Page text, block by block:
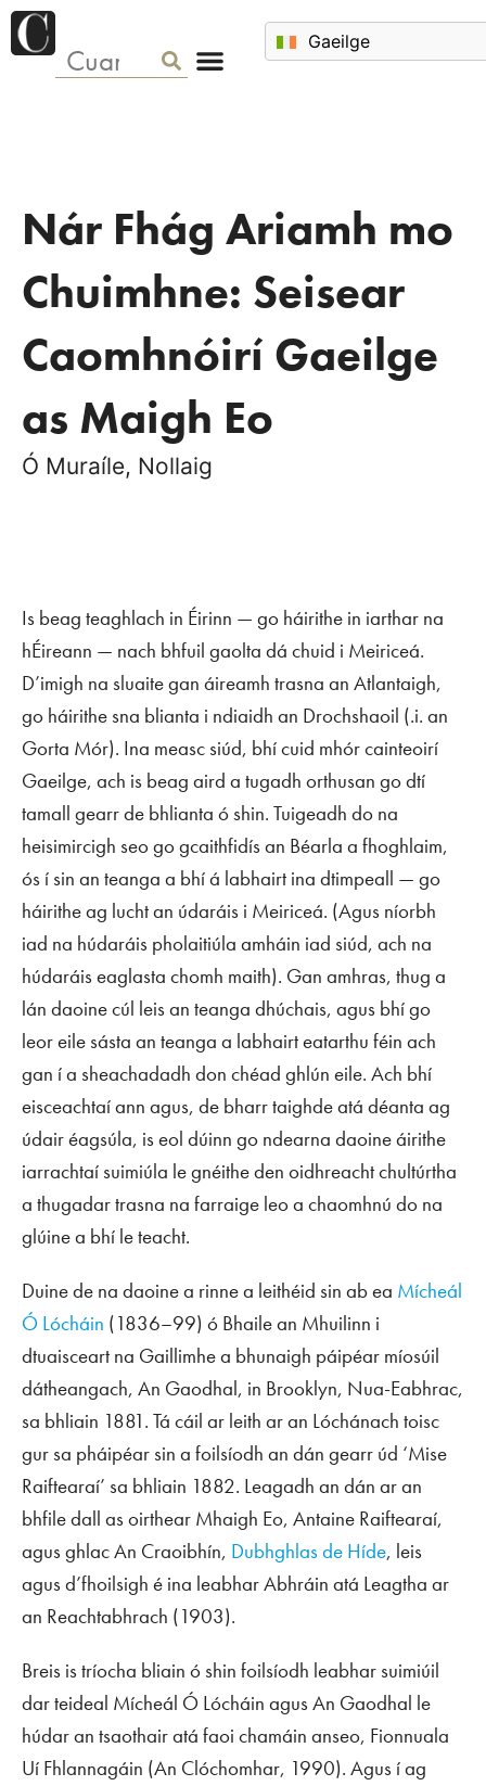
Nár Fhág Ariamh mo
Chuimhne: Seisear
Caomhnóirí Gaeilge
as Maigh Eo
Ó Muraíle, Nollaig
Is beag teaghlach in Éirinn — go háirithe in iarthar na
hÉireann — nach bhfuil gaolta dá chuid i Meiriceá.
D’imigh na sluaite gan áireamh trasna an Atlantaigh,
go háirithe sna blianta i ndiaidh an Drochshaoil (.i. an
Gorta Mór). Ina measc siúd, bhí cuid mhór cainteoirí
Gaeilge, ach is beag aird a tugadh orthusan go dtí
tamall gearr de bhlianta ó shin. Tuigeadh do na
heisimircigh seo go gcaithfidís an Béarla a fhoghlaim,
ós í sin an teanga a bhí á labhairt ina dtimpeall — go
háirithe ag lucht an údaráis i Meiriceá. (Agus níorbh
iad na húdaráis pholaitiúla amháin iad siúd, ach na
húdaráis eaglasta chomh maith). Gan amhras, thug a
lán daoine cúl leis an teanga dhúchais, agus bhí go
leor eile sásta an teanga a labhairt eatarthu féin ach
gan í a sheachadadh don chéad ghlún eile. Ach bhí
eisceachtaí ann agus, de bharr taighde atá déanta ag
údair éagsúla, is eol dúinn go ndearna daoine áirithe
iarrachtaí suimiúla le gnéithe den oidhreacht chultúrtha
a thugadar trasna na farraige leo a chaomhnú do na
glúine a bhí le teacht.
Duine de na daoine a rinne a leithéid sin ab ea Mícheál
Ó Lócháin (1836–99) ó Bhaile an Mhuilinn i
dtuaisceart na Gaillimhe a bhunaigh páipéar míosúil
dátheangach, An Gaodhal, in Brooklyn, Nua-Eabhrac,
sa bhliain 1881. Tá cáil ar leith ar an Lóchánach toisc
gur sa pháipéar sin a foilsíodh an dán gearr úd ‘Mise
Raiftearaí’ sa bhliain 1882. Leagadh an dán ar an
bhfile dall as oirthear Mhaigh Eo, Antaine Raiftearaí,
agus ghlac An Craoibhín, Dubhghlas de Híde, leis
agus d’fhoilsigh é ina leabharAbhráin atá Leagtha ar
an Reachtabhrach (1903).
Breis is tríocha bliain ó shin foilsíodh leabhar suimiúil
dar teideal Mícheál Ó Lócháin agusAn Gaodhal le
húdar an tsaothair atá faoi chamáin anseo, Fionnuala
Uí Fhlannagáin (An Clóchomhar, 1990). Agus í ag